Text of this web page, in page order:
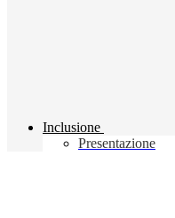
Inclusione
Presentazione